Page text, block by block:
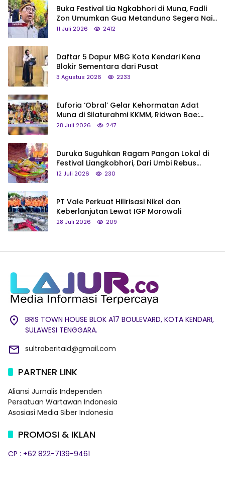
Buka Festival Lia Ngkabhori di Muna, Fadli
Zon Umumkan Gua Metanduno Segera Naik
Status Jadi Cagar Budaya Nasional
11 Juli 2026 2412
Daftar 5 Dapur MBG Kota Kendari Kena
Blokir Sementara dari Pusat
3 Agustus 2026 2233
Euforia ‘Obral’ Gelar Kehormatan Adat
Muna di Silaturahmi KKMM, Ridwan Bae:
Saya Bukan Tipe Begitu, Belum Pantas!
28 Juli 2026 247
Duruka Suguhkan Ragam Pangan Lokal di
Festival Liangkobhori, Dari Umbi Rebus
hingga Tumpeng Beras Muna
12 Juli 2026 230
PT Vale Perkuat Hilirisasi Nikel dan
Keberlanjutan Lewat IGP Morowali
28 Juli 2026 209
BRIS TOWN HOUSE BLOK A17 BOULEVARD, KOTA KENDARI,
SULAWESI TENGGARA.
sultraberitaid@gmail.com
PARTNER LINK
Aliansi Jurnalis Independen
Persatuan Wartawan Indonesia
Asosiasi Media Siber Indonesia
PROMOSI & IKLAN
CP : +62 822-7139-9461